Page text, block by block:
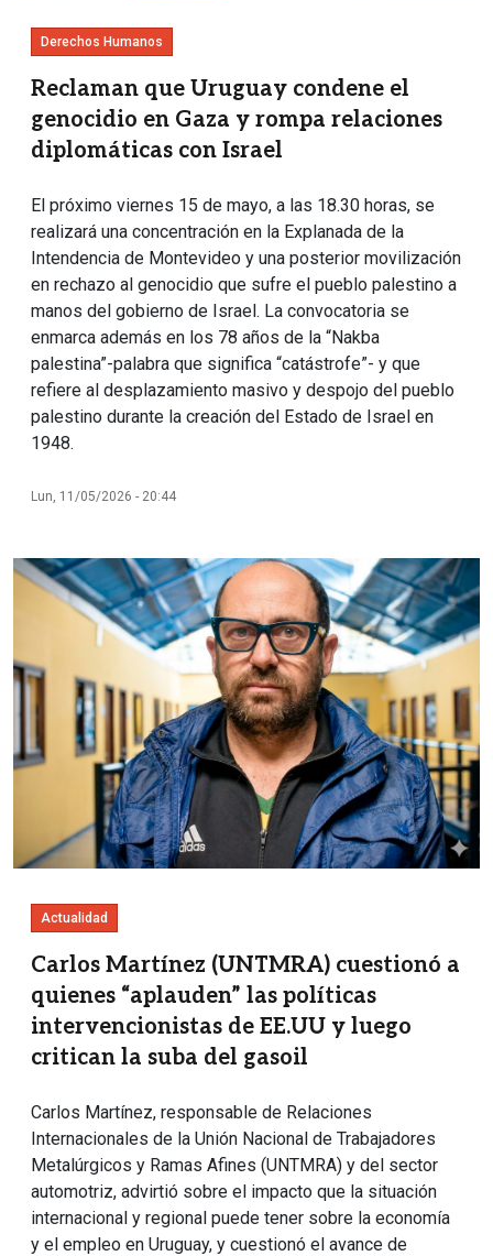
Derechos Humanos
Reclaman que Uruguay condene el
genocidio en Gaza y rompa relaciones
diplomáticas con Israel
El próximo viernes 15 de mayo, a las 18.30 horas, se
realizará una concentración en la Explanada de la
Intendencia de Montevideo y una posterior movilización
en rechazo al genocidio que sufre el pueblo palestino a
manos del gobierno de Israel. La convocatoria se
enmarca además en los 78 años de la “Nakba
palestina”-palabra que significa “catástrofe”- y que
refiere al desplazamiento masivo y despojo del pueblo
palestino durante la creación del Estado de Israel en
1948.
Lun, 11/05/2026 - 20:44
Imagen
Actualidad
Carlos Martínez (UNTMRA) cuestionó a
quienes “aplauden” las políticas
intervencionistas de EE.UU y luego
critican la suba del gasoil
Carlos Martínez, responsable de Relaciones
Internacionales de la Unión Nacional de Trabajadores
Metalúrgicos y Ramas Afines (UNTMRA) y del sector
automotriz, advirtió sobre el impacto que la situación
internacional y regional puede tener sobre la economía
y el empleo en Uruguay, y cuestionó el avance de